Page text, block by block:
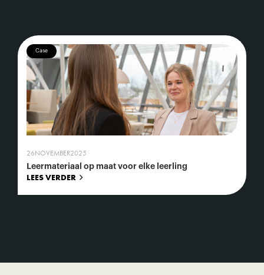
Case
26NOVEMBER2025
Leermateriaal op maat voor elke leerling
LEES VERDER